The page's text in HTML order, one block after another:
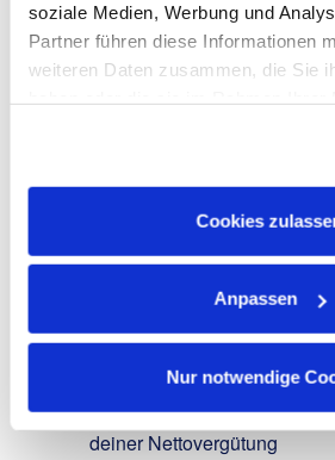
soziale Medien, Werbung und
Partner führen diese Informationen
weiteren Daten zusammen, die Sie
Verarbeitung Ihrer Daten in den USA
Informationen zu Cookies finden Sie
Datenschutzhinweisen.
Cookies
Anpassen
Nur notwendige
Haustarif mit fairer
Überstundenausgleich, etc.
Anteiliges 13.
Flexible Arbeitszeiten zur
Professionelles Werkzeug
Arbeitskleidung / PSA
Unterstützungsfonds hilft in
Lebenslagen - freiwillige
deiner Nettovergütung